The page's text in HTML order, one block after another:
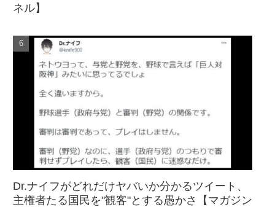
ネル】
Dr.ナイフがどれだけヤバいか分かるツイート、
主権者たる国民を"観客"とする愚かさ【マガジン